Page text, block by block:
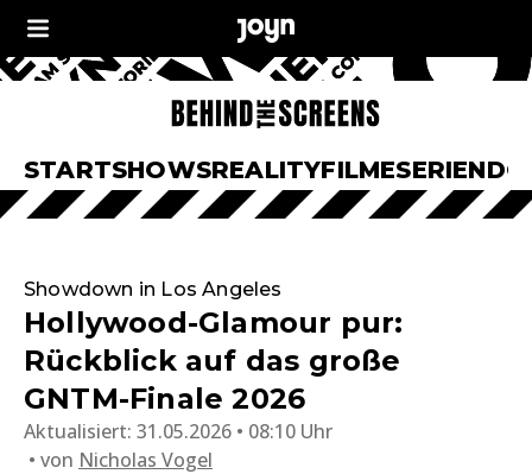
STARTSHOWSREALITYFILMESERIEN
Showdown in Los Angeles
Hollywood-Glamour pur:
Rückblick auf das große
GNTM-Finale 2026
Aktualisiert: 31.05.2026 • 08:10 Uhr
von Nicholas Vogel